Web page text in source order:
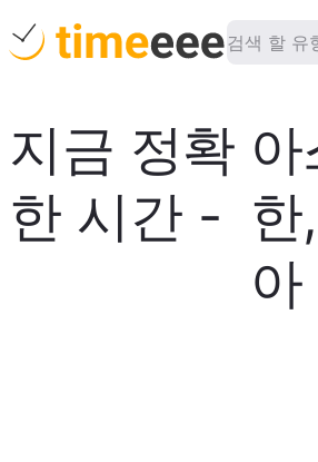
지금 정확
한 시간 - 한,
아